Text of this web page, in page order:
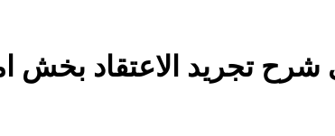
تجرید الاعتقاد بخش